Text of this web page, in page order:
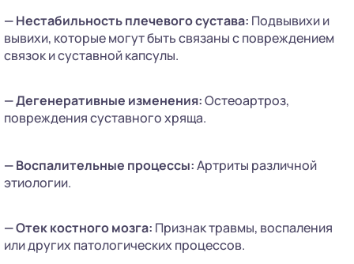
— Нестабильность плечевого сустава: Подвывихи и
вывихи, которые могут быть связаны с повреждением
связок и суставной капсулы.
— Дегенеративные изменения:Остеоартроз,
повреждения суставного хряща.
— Воспалительные процессы:Артриты различной
этиологии.
— Отек костного мозга: Признак травмы, воспаления
или других патологических процессов.